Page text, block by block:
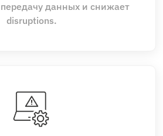
данных и снижает
disruptions.